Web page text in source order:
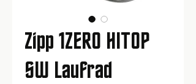
Zipp 1ZERO HITOP
SW Laufrad